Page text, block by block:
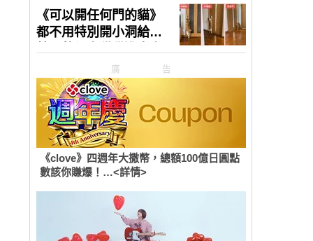
廣告
《clove》四週年大撒幣，總額100億日圓點
數該你賺爆！…<詳情>